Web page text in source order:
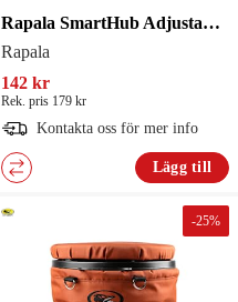
Rapala SmartHub Adjustable Arm
Rapala
142 kr
Rek. pris 179 kr
Kontakta oss för mer info
Lägg till
-25%